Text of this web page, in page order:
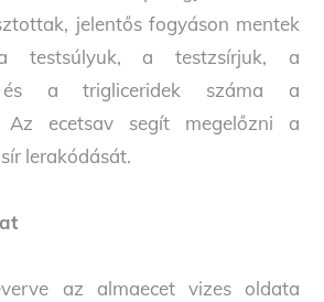
jelentős fogyáson mentek
testsúlyuk, a testzsírjuk, a
és a trigliceridek száma a
Az ecetsav segít megelőzni a
lerakódását.
az almaecet vizes oldata